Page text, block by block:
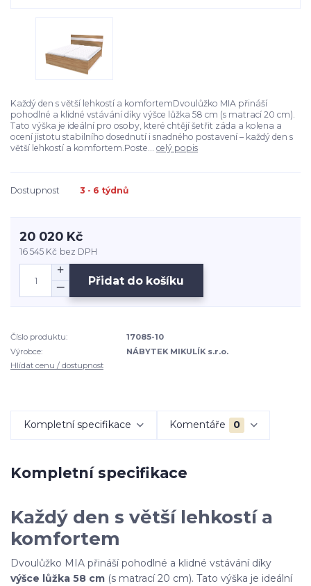
Každý den s větší lehkostí a komfortemDvoulůžko MIA přináší
pohodlné a klidné vstávání díky výšce lůžka 58 cm (s matrací 20 cm).
Tato výška je ideální pro osoby, které chtějí šetřit záda a kolena a
ocení jistotu stabilního dosednutí i snadného postavení – každý den s
větší lehkostí a komfortem.Poste... celý popis
Dostupnost 3 - 6 týdnů
20 020 Kč
16 545 Kč bez DPH
Přidat do košíku
Číslo produktu:
17085-10
Výrobce:
NÁBYTEK MIKULÍK s.r.o.
Hlídat cenu / dostupnost
Kompletní specifikace Komentáře 0
Kompletní specifikace
Každý den s větší lehkostí a
komfortem
Dvoulůžko MIA přináší pohodlné a klidné vstávání díky
výšce lůžka 58 cm (s matrací 20 cm). Tato výška je ideální